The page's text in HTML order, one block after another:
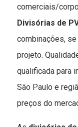
comerciais/
Divisórias de
combinações,
projeto.
qualificada para
São Paulo e
preços do